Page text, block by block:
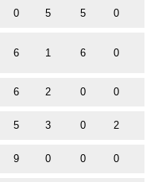
0 5 5 0
6 1 6 0
6 2 0 0
5 3 0 2
9 0 0 0